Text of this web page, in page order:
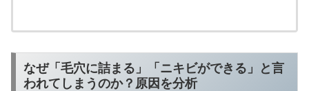
なぜ「毛穴に詰まる」「ニキビができる」と言
われてしまうのか？原因を分析